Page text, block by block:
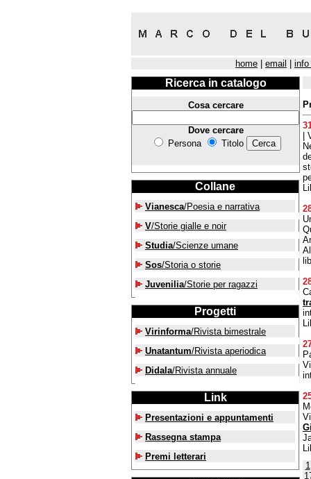
home email info
Ricerca in catalogo
Cosa cercare
Dove cercare
Persona
Titolo
Collane
Vianesca/Poesia e narrativa
V/Storie gialle e noir
Studia/Scienze umane
Sos/Storia o storie
Juvenilia/Storie per ragazzi
Progetti
Virinforma/Rivista bimestrale
Unatantum/Rivista aperiodica
Didala/Rivista annuale
Link
Presentazioni e appuntamenti
Rassegna stampa
Premi letterari
1